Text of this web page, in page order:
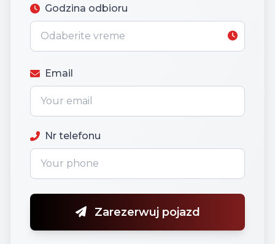
Godzina odbioru
Email
Nr telefonu
Zarezerwuj pojazd